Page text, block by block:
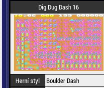
Dig Dug Dash 16
Herní styl
Boulder Dash